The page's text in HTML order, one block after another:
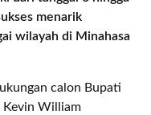
menarik
wilayah di Minahasa
calon Bupati
Kevin William